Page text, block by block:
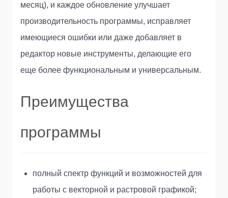
месяц), и каждое обновление улучшает
производительность программы, исправляет
имеющиеся ошибки или даже добавляет в
редактор новые инструменты, делающие его
еще более функциональным и универсальным.
Преимущества
программы
полный спектр функций и возможностей для
работы с векторной и растровой графикой;